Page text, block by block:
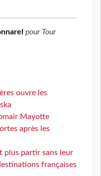
pour Tour
ouvre les
Mayotte
après les
plus partir sans leur
françaises